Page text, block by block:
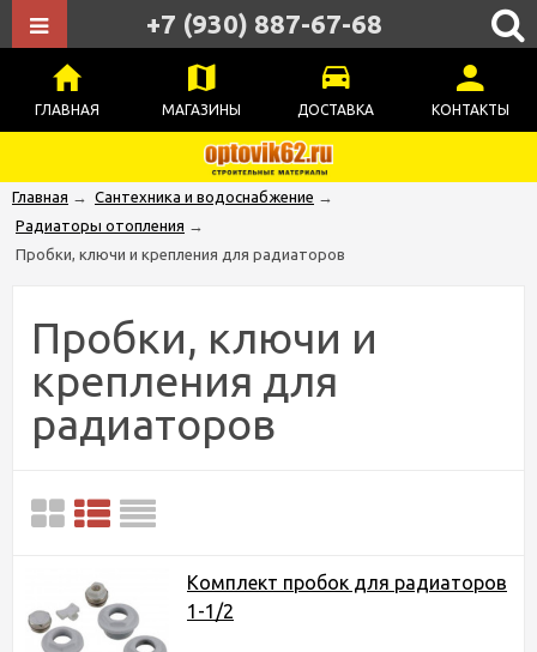
ГЛАВНАЯ МАГАЗИНЫ ДОСТАВКА КОНТАКТЫ
+7 (930) 887-67-68
Главная → Сантехника и водоснабжение →
Радиаторы отопления →
Пробки, ключи и крепления для радиаторов
Пробки, ключи и
крепления для
радиаторов
Комплект пробок для радиаторов
1-1/2